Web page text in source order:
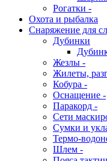
Рогатки -
Охота и рыбалка
Снаряжение для
Дубинки
Жезлы -
Жилеты,
Кобура -
Оснащение -
Паракорд -
Сети
Сумки и
Термо-
Шлем -